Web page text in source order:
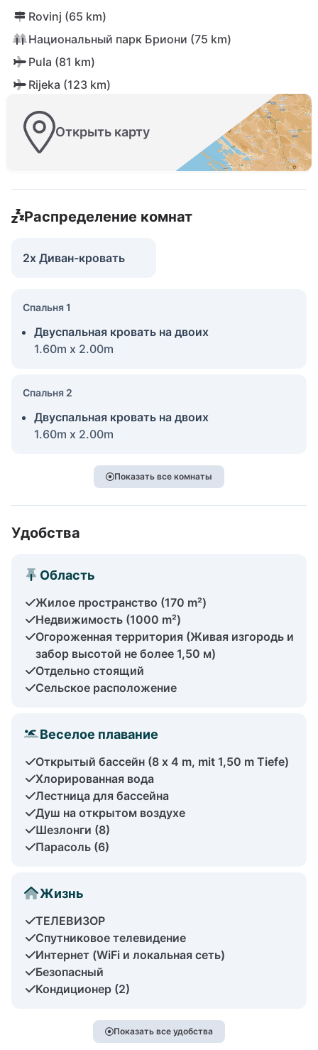
Rovinj (65 km)
Национальный парк Бриони (75 km)
Pula (81 km)
Rijeka (123 km)
Открыть карту
Распределение комнат
2x Диван-кровать
Спальня 1
Двуспальная кровать на двоих
1.60m x 2.00m
Спальня 2
Двуспальная кровать на двоих
1.60m x 2.00m
Показать все комнаты
Удобства
Область
Жилое пространство (170 m²)
Недвижимость (1000 m²)
Огороженная территория (Живая изгородь и
забор высотой не более 1,50 м)
Отдельно стоящий
Сельское расположение
Веселое плавание
Открытый бассейн (8 x 4 m, mit 1,50 m Tiefe)
Хлорированная вода
Лестница для бассейна
Душ на открытом воздухе
Шезлонги (8)
Парасоль (6)
Жизнь
ТЕЛЕВИЗОР
Спутниковое телевидение
Интернет (WiFi и локальная сеть)
Безопасный
Кондиционер (2)
Показать все удобства